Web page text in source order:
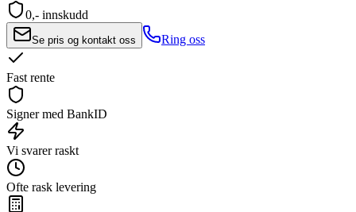
0,- innskudd
Se pris og kontakt oss Ring oss
Fast rente
Signer med BankID
Vi svarer raskt
Ofte rask levering